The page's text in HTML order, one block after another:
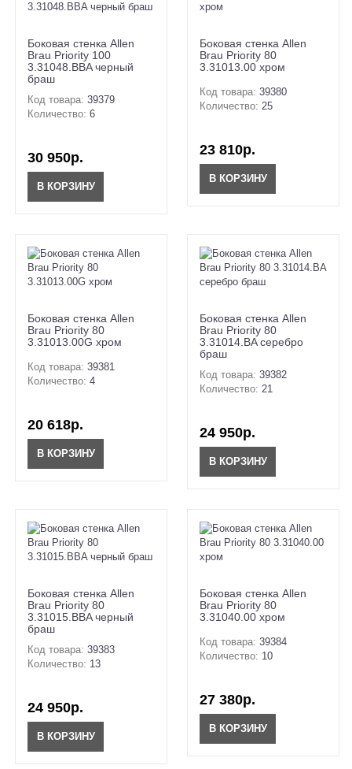
Боковая стенка Allen
Brau Priority 100
3.31048.BBA черный
браш
Код товара: 39379
Количество: 6
30 950р.
В КОРЗИНУ
Боковая стенка Allen
Brau Priority 80
3.31013.00 хром
Код товара: 39380
Количество: 25
23 810р.
В КОРЗИНУ
Боковая стенка Allen
Brau Priority 80
3.31013.00G хром
Код товара: 39381
Количество: 4
20 618р.
В КОРЗИНУ
Боковая стенка Allen
Brau Priority 80
3.31014.BA серебро
браш
Код товара: 39382
Количество: 21
24 950р.
В КОРЗИНУ
Боковая стенка Allen
Brau Priority 80
3.31015.BBA черный
браш
Код товара: 39383
Количество: 13
24 950р.
В КОРЗИНУ
Боковая стенка Allen
Brau Priority 80
3.31040.00 хром
Код товара: 39384
Количество: 10
27 380р.
В КОРЗИНУ